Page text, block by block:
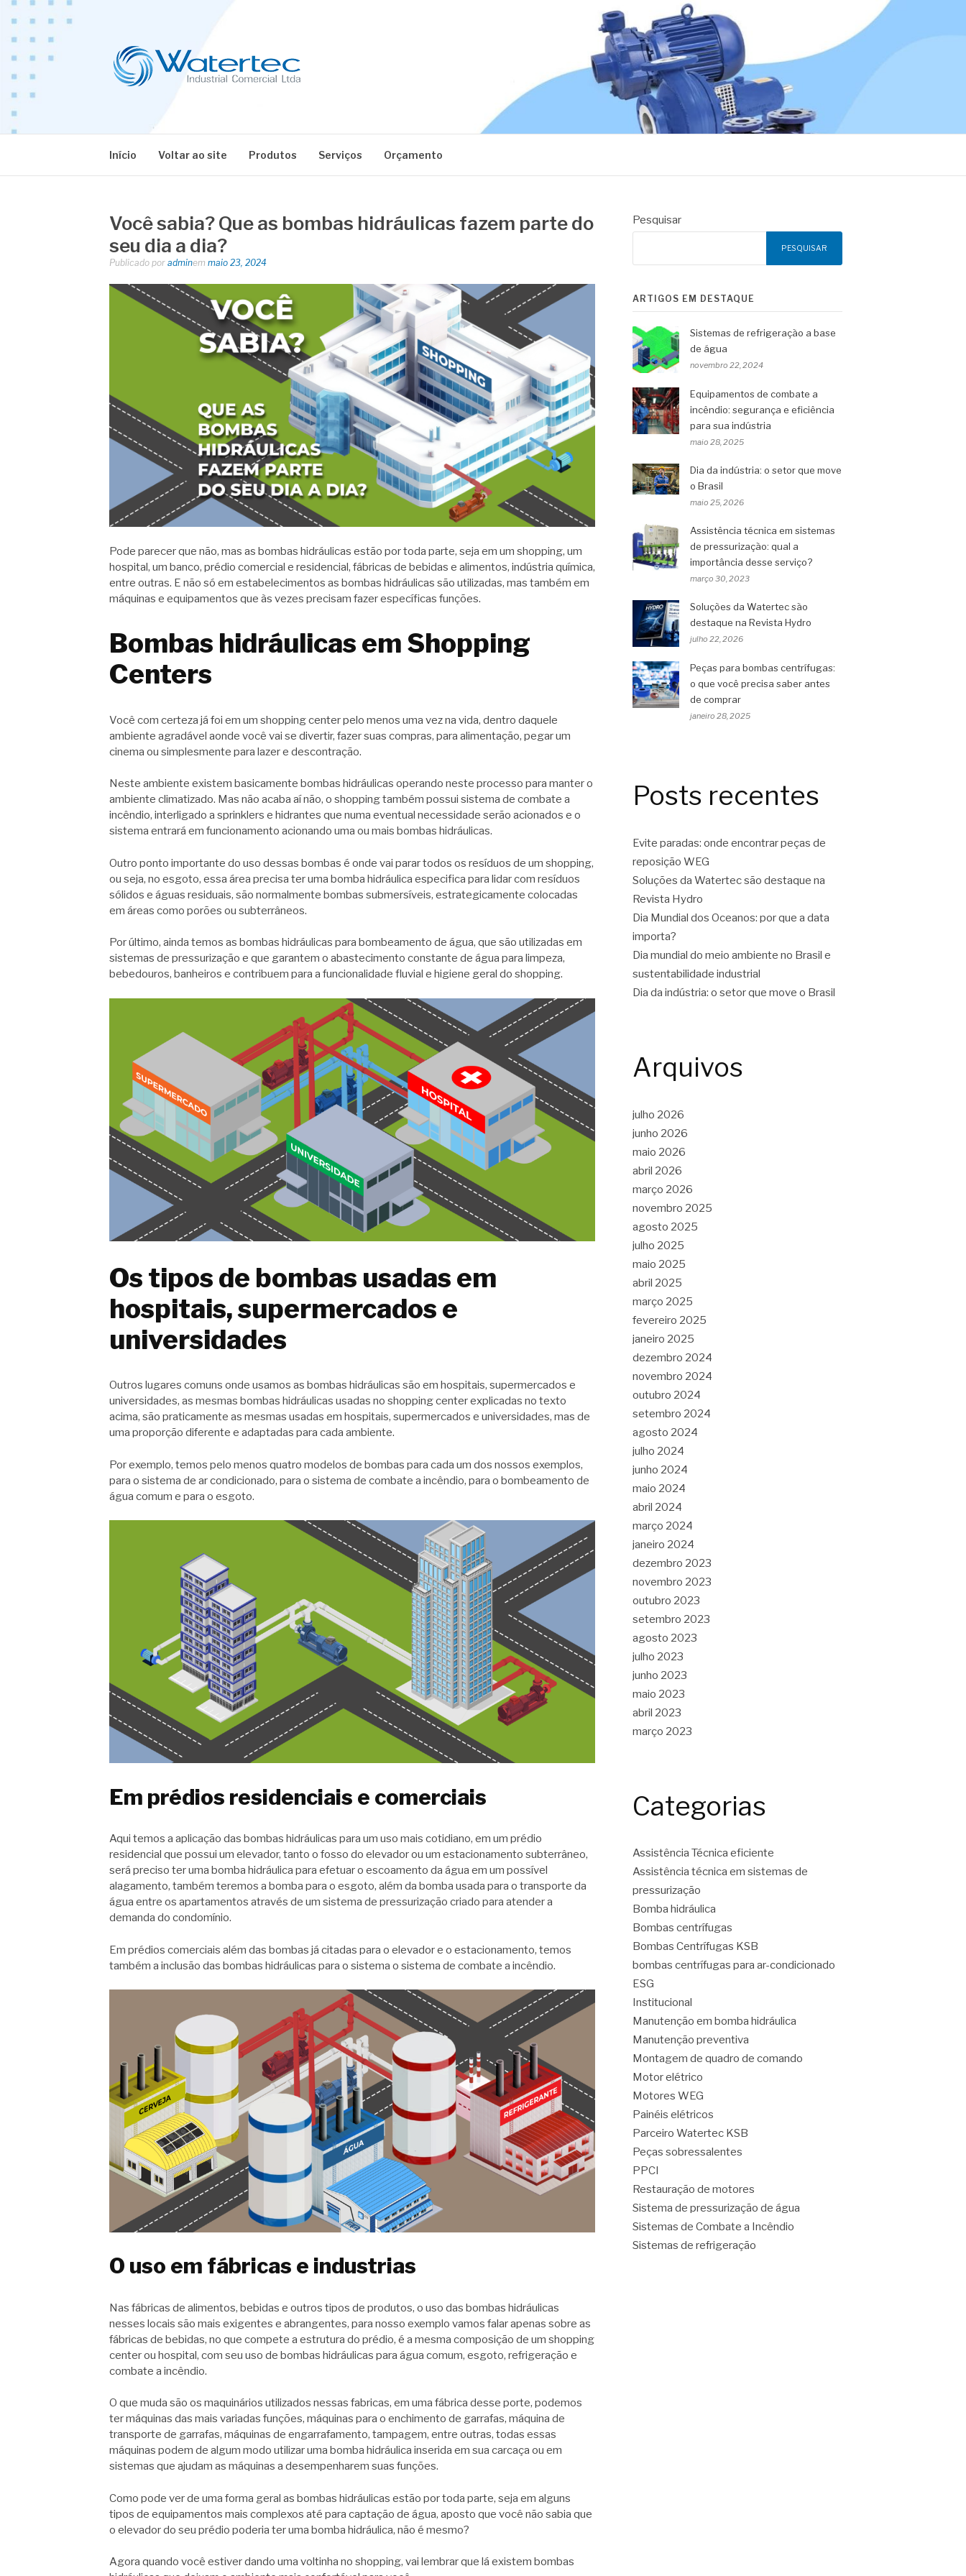
Pular
para
conteúdo
Início Voltar ao site Produtos Serviços Orçamento
Você sabia? Que as bombas hidráulicas fazem parte do
seu dia a dia?
Publicado por adminem maio 23, 2024
Pode parecer que não, mas as bombas hidráulicas estão por toda parte, seja em um shopping, um
hospital, um banco, prédio comercial e residencial, fábricas de bebidas e alimentos, indústria química,
entre outras. E não só em estabelecimentos as bombas hidráulicas são utilizadas, mas também em
máquinas e equipamentos que às vezes precisam fazer específicas funções.
Bombas hidráulicas em Shopping
Centers
Você com certeza já foi em um shopping center pelo menos uma vez na vida, dentro daquele
ambiente agradável aonde você vai se divertir, fazer suas compras, para alimentação, pegar um
cinema ou simplesmente para lazer e descontração.
Neste ambiente existem basicamente bombas hidráulicas operando neste processo para manter o
ambiente climatizado. Mas não acaba aí não, o shopping também possui sistema de combate a
incêndio, interligado a sprinklers e hidrantes que numa eventual necessidade serão acionados e o
sistema entrará em funcionamento acionando uma ou mais bombas hidráulicas.
Outro ponto importante do uso dessas bombas é onde vai parar todos os resíduos de um shopping,
ou seja, no esgoto, essa área precisa ter uma bomba hidráulica especifica para lidar com resíduos
sólidos e águas residuais, são normalmente bombas submersíveis, estrategicamente colocadas
em áreas como porões ou subterrâneos.
Por último, ainda temos as bombas hidráulicas para bombeamento de água, que são utilizadas em
sistemas de pressurização e que garantem o abastecimento constante de água para limpeza,
bebedouros, banheiros e contribuem para a funcionalidade fluvial e higiene geral do shopping.
Os tipos de bombas usadas em
hospitais, supermercados e
universidades
Outros lugares comuns onde usamos as bombas hidráulicas são em hospitais, supermercados e
universidades, as mesmas bombas hidráulicas usadas no shopping center explicadas no texto
acima, são praticamente as mesmas usadas em hospitais, supermercados e universidades, mas de
uma proporção diferente e adaptadas para cada ambiente.
Por exemplo, temos pelo menos quatro modelos de bombas para cada um dos nossos exemplos,
para o sistema de ar condicionado, para o sistema de combate a incêndio, para o bombeamento de
água comum e para o esgoto.
Em prédios residenciais e comerciais
Aqui temos a aplicação das bombas hidráulicas para um uso mais cotidiano, em um prédio
residencial que possui um elevador, tanto o fosso do elevador ou um estacionamento subterrâneo,
será preciso ter uma bomba hidráulica para efetuar o escoamento da água em um possível
alagamento, também teremos a bomba para o esgoto, além da bomba usada para o transporte da
água entre os apartamentos através de um sistema de pressurização criado para atender a
demanda do condomínio.
Em prédios comerciais além das bombas já citadas para o elevador e o estacionamento, temos
também a inclusão das bombas hidráulicas para o sistema o sistema de combate a incêndio.
O uso em fábricas e industrias
Nas fábricas de alimentos, bebidas e outros tipos de produtos, o uso das bombas hidráulicas
nesses locais são mais exigentes e abrangentes, para nosso exemplo vamos falar apenas sobre as
fábricas de bebidas, no que compete a estrutura do prédio, é a mesma composição de um shopping
center ou hospital, com seu uso de bombas hidráulicas para água comum, esgoto, refrigeração e
combate a incêndio.
O que muda são os maquinários utilizados nessas fabricas, em uma fábrica desse porte, podemos
ter máquinas das mais variadas funções, máquinas para o enchimento de garrafas, máquina de
transporte de garrafas, máquinas de engarrafamento, tampagem, entre outras, todas essas
máquinas podem de algum modo utilizar uma bomba hidráulica inserida em sua carcaça ou em
sistemas que ajudam as máquinas a desempenharem suas funções.
Como pode ver de uma forma geral as bombas hidráulicas estão por toda parte, seja em alguns
tipos de equipamentos mais complexos até para captação de água, aposto que você não sabia que
o elevador do seu prédio poderia ter uma bomba hidráulica, não é mesmo?
Agora quando você estiver dando uma voltinha no shopping, vai lembrar que lá existem bombas
Pesquisar
PESQUISAR
ARTIGOS EM DESTAQUE
Sistemas de refrigeração a base
de água
novembro 22, 2024
Equipamentos de combate a
incêndio: segurança e eficiência
para sua indústria
maio 28, 2025
Dia da indústria: o setor que move
o Brasil
maio 25, 2026
Assistência técnica em sistemas
de pressurização: qual a
importância desse serviço?
março 30, 2023
Soluções da Watertec são
destaque na Revista Hydro
julho 22, 2026
Peças para bombas centrífugas:
o que você precisa saber antes
de comprar
janeiro 28, 2025
Posts recentes
Evite paradas: onde encontrar peças de
reposição WEG
Soluções da Watertec são destaque na
Revista Hydro
Dia Mundial dos Oceanos: por que a data
importa?
Dia mundial do meio ambiente no Brasil e
sustentabilidade industrial
Dia da indústria: o setor que move o Brasil
Arquivos
julho 2026
junho 2026
maio 2026
abril 2026
março 2026
novembro 2025
agosto 2025
julho 2025
maio 2025
abril 2025
março 2025
fevereiro 2025
janeiro 2025
dezembro 2024
novembro 2024
outubro 2024
setembro 2024
agosto 2024
julho 2024
junho 2024
maio 2024
abril 2024
março 2024
janeiro 2024
dezembro 2023
novembro 2023
outubro 2023
setembro 2023
agosto 2023
julho 2023
junho 2023
maio 2023
abril 2023
março 2023
Categorias
Assistência Técnica eficiente
Assistência técnica em sistemas de
pressurização
Bomba hidráulica
Bombas centrífugas
Bombas Centrífugas KSB
bombas centrífugas para ar-condicionado
ESG
Institucional
Manutenção em bomba hidráulica
Manutenção preventiva
Montagem de quadro de comando
Motor elétrico
Motores WEG
Painéis elétricos
Parceiro Watertec KSB
Peças sobressalentes
PPCI
Restauração de motores
Sistema de pressurização de água
Sistemas de Combate a Incêndio
Sistemas de refrigeração